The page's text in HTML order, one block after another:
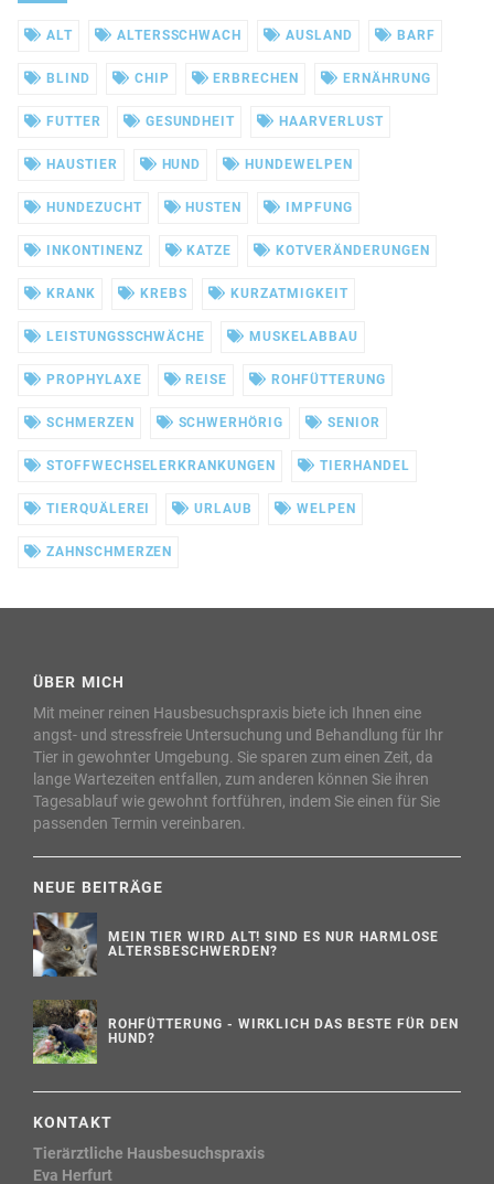
ALT ALTERSSCHWACH AUSLAND BARF
BLIND CHIP ERBRECHEN ERNÄHRUNG
FUTTER GESUNDHEIT HAARVERLUST
HAUSTIER HUND HUNDEWELPEN
HUNDEZUCHT HUSTEN IMPFUNG
INKONTINENZ KATZE KOTVERÄNDERUNGEN
KRANK KREBS KURZATMIGKEIT
LEISTUNGSSCHWÄCHE MUSKELABBAU
PROPHYLAXE REISE ROHFÜTTERUNG
SCHMERZEN SCHWERHÖRIG SENIOR
STOFFWECHSELERKRANKUNGEN TIERHANDEL
TIERQUÄLEREI URLAUB WELPEN
ZAHNSCHMERZEN
ÜBER MICH
Mit meiner reinen Hausbesuchspraxis biete ich Ihnen eine
angst- und stressfreie Untersuchung und Behandlung für Ihr
Tier in gewohnter Umgebung. Sie sparen zum einen Zeit, da
lange Wartezeiten entfallen, zum anderen können Sie ihren
Tagesablauf wie gewohnt fortführen, indem Sie einen für Sie
passenden Termin vereinbaren.
NEUE BEITRÄGE
MEIN TIER WIRD ALT! SIND ES NUR HARMLOSE
ALTERSBESCHWERDEN?
ROHFÜTTERUNG - WIRKLICH DAS BESTE FÜR DEN
HUND?
KONTAKT
Tierärztliche Hausbesuchspraxis
Eva Herfurt